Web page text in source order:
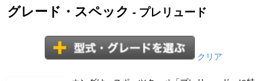
グレード・スペック - プレリュード
クリア